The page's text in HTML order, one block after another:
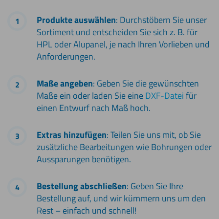
Produkte auswählen: Durchstöbern Sie unser
Sortiment und entscheiden Sie sich z. B. für
HPL oder Alupanel, je nach Ihren Vorlieben und
Anforderungen.
Maße angeben: Geben Sie die gewünschten
Maße ein oder laden Sie eineDXF-Dateifür
einen Entwurf nach Maß hoch.
Extras hinzufügen: Teilen Sie uns mit, ob Sie
zusätzliche Bearbeitungen wie Bohrungen oder
Aussparungen benötigen.
Bestellung abschließen: Geben Sie Ihre
Bestellung auf, und wir kümmern uns um den
Rest – einfach und schnell!